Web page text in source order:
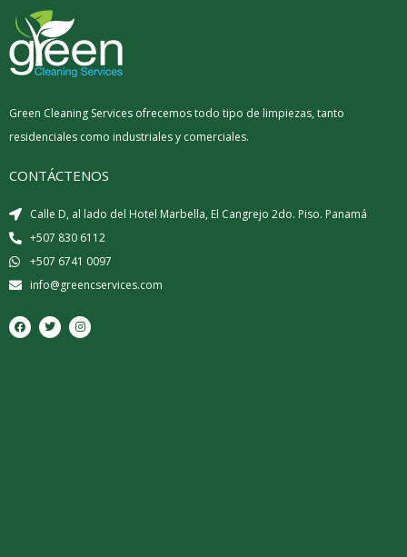
Green Cleaning Services ofrecemos todo tipo de limpiezas, tanto
residenciales como industriales y comerciales.
CONTÁCTENOS
Calle D, al lado del Hotel Marbella, El Cangrejo 2do. Piso. Panamá
+507 830 6112
+507 6741 0097
info@greencservices.com
F
a
c
T
w
i
I
n
s